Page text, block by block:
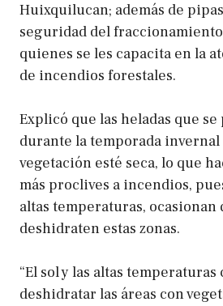
Huixquilucan; además de
seguridad del fraccionamiento
quienes se les capacita en la
de incendios forestales.
Explicó que las heladas que
durante la temporada invernal
vegetación esté seca, lo que
más proclives a incendios,
altas temperaturas, ocasionan
deshidraten estas zonas.
“El sol y las altas
deshidratar las áreas con